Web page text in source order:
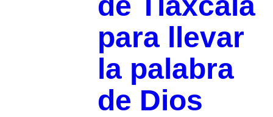
para llevar
la palabra
de Dios